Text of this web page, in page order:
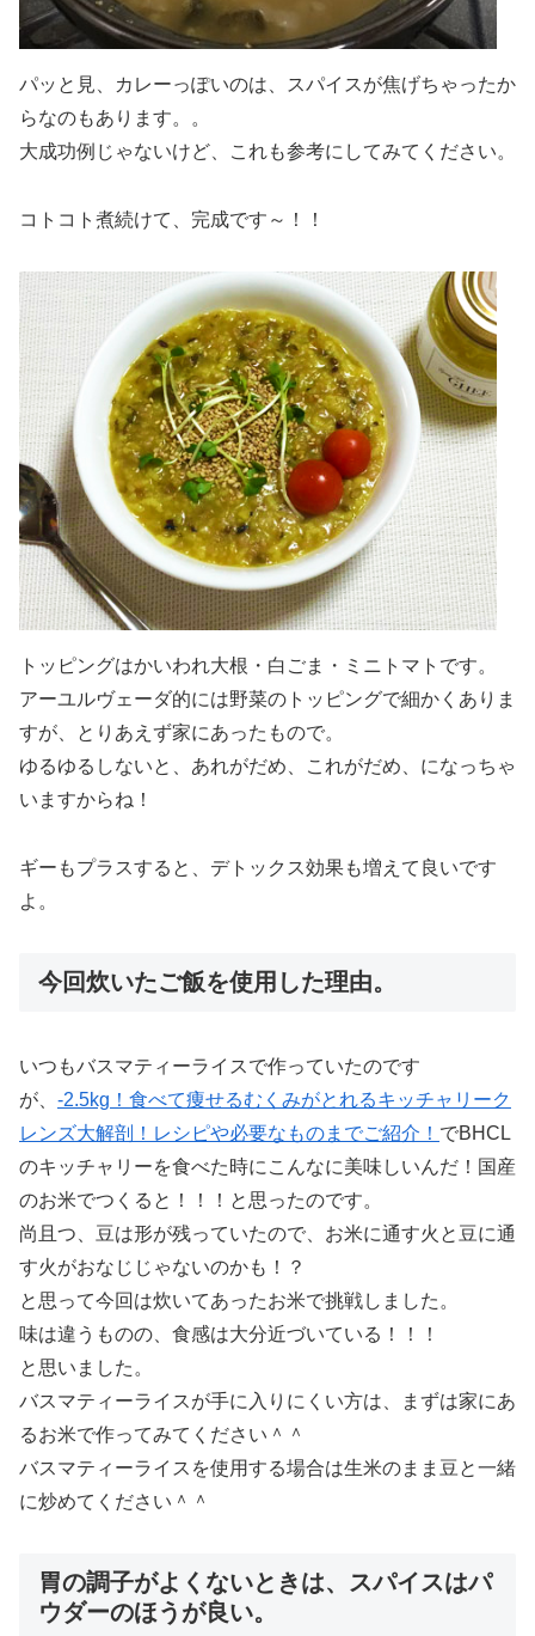
パッと見、カレーっぽいのは、スパイスが焦げちゃったか
らなのもあります。。
大成功例じゃないけど、これも参考にしてみてください。
コトコト煮続けて、完成です～！！
トッピングはかいわれ大根・白ごま・ミニトマトです。
アーユルヴェーダ的には野菜のトッピングで細かくありま
すが、とりあえず家にあったもので。
ゆるゆるしないと、あれがだめ、これがだめ、になっちゃ
いますからね！
ギーもプラスすると、デトックス効果も増えて良いです
よ。
今回炊いたご飯を使用した理由。
いつもバスマティーライスで作っていたのです
が、 -2.5kg！食べて痩せるむくみがとれるキッチャリーク
レンズ大解剖！レシピや必要なものまでご紹介！ でBHCL
のキッチャリーを食べた時にこんなに美味しいんだ！国産
のお米でつくると！！！と思ったのです。
尚且つ、豆は形が残っていたので、お米に通す火と豆に通
す火がおなじじゃないのかも！？
と思って今回は炊いてあったお米で挑戦しました。
味は違うものの、食感は大分近づいている！！！
と思いました。
バスマティーライスが手に入りにくい方は、まずは家にあ
るお米で作ってみてください＾＾
バスマティーライスを使用する場合は生米のまま豆と一緒
に炒めてください＾＾
胃の調子がよくないときは、スパイスはパ
ウダーのほうが良い。